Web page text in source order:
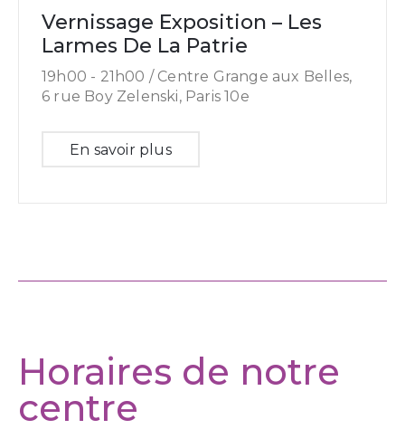
Vernissage Exposition – Les
Larmes De La Patrie
19h00 - 21h00 / Centre Grange aux Belles,
6 rue Boy Zelenski, Paris 10e
En savoir plus
Horaires de notre
centre